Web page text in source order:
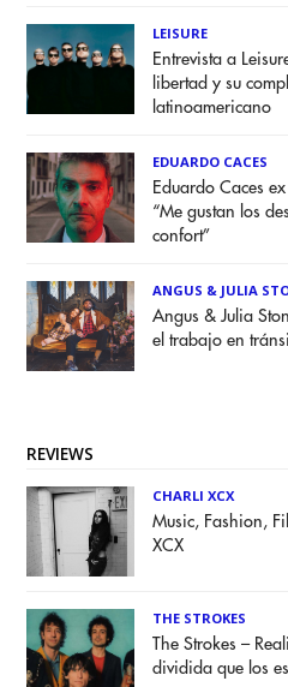
LEISURE
Entrevista a
libertad y su
latinoamericano
EDUARDO CACES
Eduardo Caces
“Me gustan los
confort”
ANGUS & JULIA
Angus & Julia
el trabajo en
REVIEWS
CHARLI XCX
Music, Fashion,
XCX
THE STROKES
The Strokes –
dividida que los